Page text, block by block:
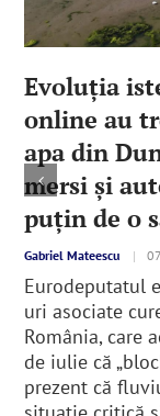
Evoluția
online au
apa din
mersi și
puțin de o
Gabriel Mateescu |
Eurodeputatul
uri asociate
România, care
de iulie că
prezent că